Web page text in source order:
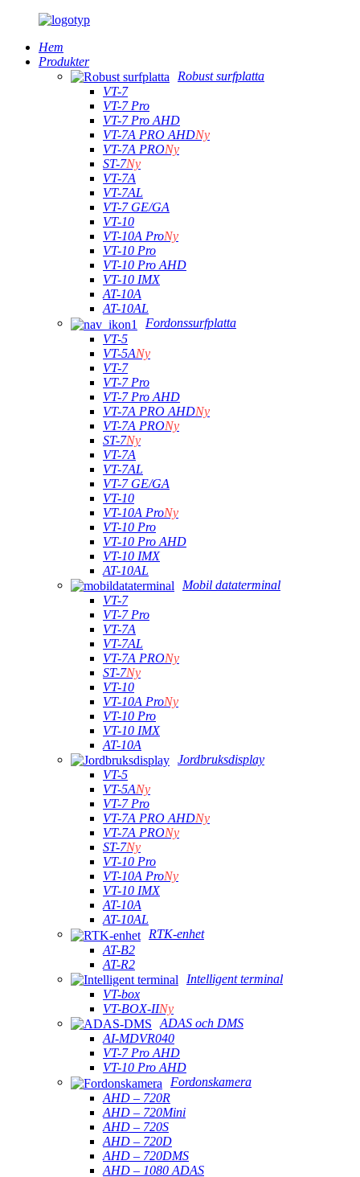
Hem
Produkter
Robust surfplatta
VT-7
VT-7 Pro
VT-7 Pro AHD
VT-7A PRO AHDNy
VT-7A PRONy
ST-7Ny
VT-7A
VT-7AL
VT-7 GE/GA
VT-10
VT-10A ProNy
VT-10 Pro
VT-10 Pro AHD
VT-10 IMX
AT-10A
AT-10AL
Fordonssurfplatta
VT-5
VT-5ANy
VT-7
VT-7 Pro
VT-7 Pro AHD
VT-7A PRO AHDNy
VT-7A PRONy
ST-7Ny
VT-7A
VT-7AL
VT-7 GE/GA
VT-10
VT-10A ProNy
VT-10 Pro
VT-10 Pro AHD
VT-10 IMX
AT-10AL
Mobil dataterminal
VT-7
VT-7 Pro
VT-7A
VT-7AL
VT-7A PRONy
ST-7Ny
VT-10
VT-10A ProNy
VT-10 Pro
VT-10 IMX
AT-10A
Jordbruksdisplay
VT-5
VT-5ANy
VT-7 Pro
VT-7A PRO AHDNy
VT-7A PRONy
ST-7Ny
VT-10 Pro
VT-10A ProNy
VT-10 IMX
AT-10A
AT-10AL
RTK-enhet
AT-B2
AT-R2
Intelligent terminal
VT-box
VT-BOX-IINy
ADAS och DMS
AI-MDVR040
VT-7 Pro AHD
VT-10 Pro AHD
Fordonskamera
AHD – 720R
AHD – 720Mini
AHD – 720S
AHD – 720D
AHD – 720DMS
AHD – 1080 ADAS